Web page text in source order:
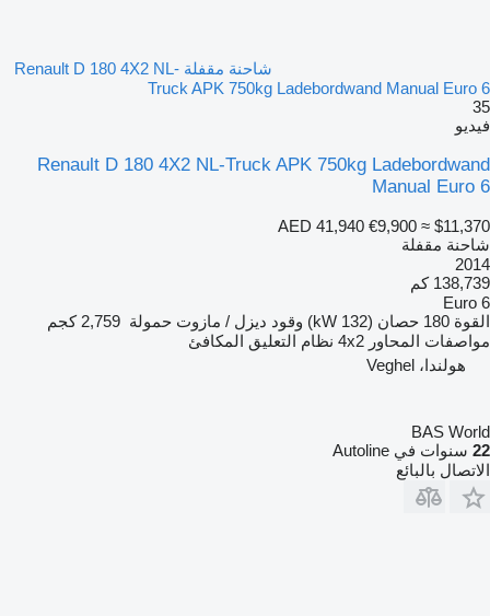
شاحنة مقفلة Renault D 180 4X2 NL-
Truck APK 750kg Ladebordwand Manual Euro 6
35
فيديو
Renault D 180 4X2 NL-Truck APK 750kg Ladebordwand
Manual Euro 6
AED 41,940 €9,900 ≈ $11,370
شاحنة مقفلة
2014
138,739 كم
Euro 6
القوة 180 حصان (132 kW) وقود ديزل / مازوت حمولة 2,759 كجم
مواصفات المحاور 4x2 نظام التعليق المكافئ
هولندا، Veghel
BAS World
22 سنوات في Autoline
الاتصال بالبائع